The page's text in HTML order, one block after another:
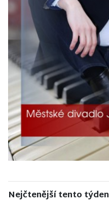
Nejčtenější tento týden